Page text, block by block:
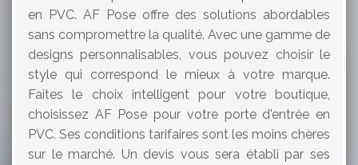
en PVC. AF Pose offre des solutions abordables
sans compromettre la qualité. Avec une gamme de
designs personnalisables, vous pouvez choisir le
style qui correspond le mieux à votre marque.
Faites le choix intelligent pour votre boutique,
choisissez AF Pose pour votre porte d'entrée en
PVC. Ses conditions tarifaires sont les moins chères
sur le marché. Un devis vous sera établi par ses